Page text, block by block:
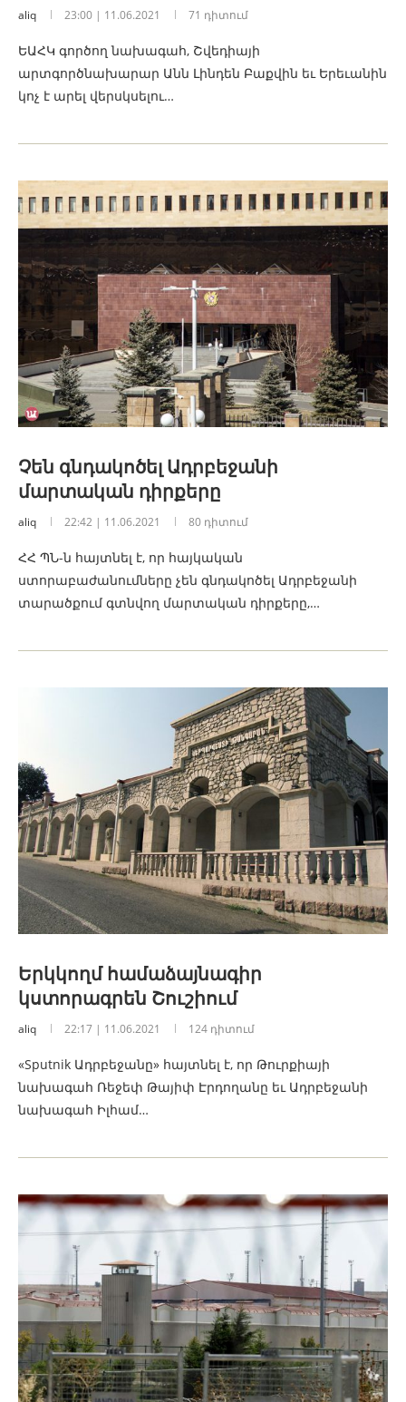
aliq 23:00 | 11.06.2021 71 դիտում
ԵԱՀԿ գործող նախագահ, Շվեդիայի
արտգործնախարար Անն Լինդեն Բաքվին եւ Երեւանին
կոչ է արել վերսկսելու…
Չեն գնդակոծել Ադրբեջանի
մարտական դիրքերը
aliq 22:42 | 11.06.2021 80 դիտում
ՀՀ ՊՆ-ն հայտնել է, որ հայկական
ստորաբաժանումները չեն գնդակոծել Ադրբեջանի
տարածքում գտնվող մարտական դիրքերը,…
Երկկողմ համաձայնագիր
կստորագրեն Շուշիում
aliq 22:17 | 11.06.2021 124 դիտում
«Sputnik Ադրբեջանը» հայտնել է, որ Թուրքիայի
նախագահ Ռեջեփ Թայիփ Էրդողանը եւ Ադրբեջանի
նախագահ Իլհամ…